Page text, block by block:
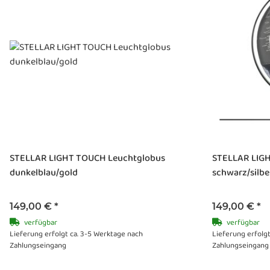
STELLAR LIGHT TOUCH Leuchtglobus
dunkelblau/gold
149,00 € *
verfügbar
Lieferung erfolgt ca. 3-5 Werktage nach
Zahlungseingang
STELLAR
schwarz/
149,00 € *
verfügbar
Lieferung
Zahlungseingang